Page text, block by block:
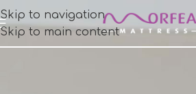
Skip to navigation
Skip to main content